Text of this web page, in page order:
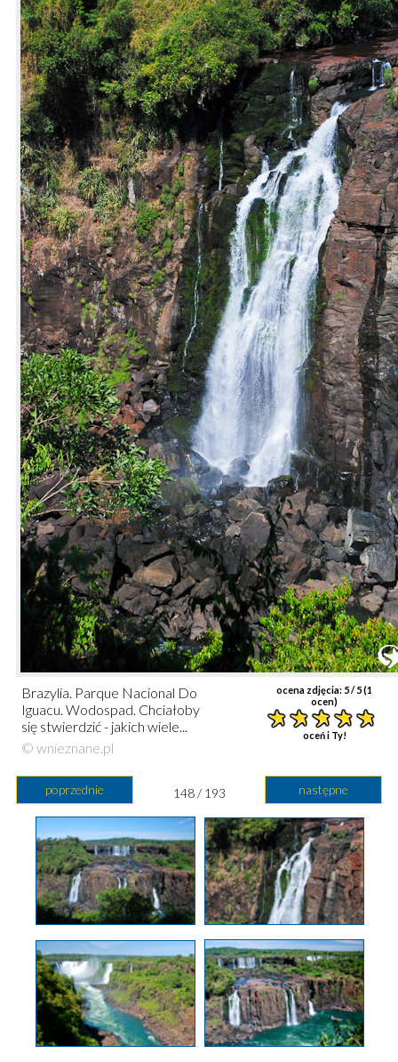
ocena zdjęcia: 5/ 5 (1
ocen)
oceń i Ty!
Brazylia. Parque Nacional Do
Iguacu. Wodospad. Chciałoby
się stwierdzić - jakich wiele...
© wnieznane.pl
poprzednie następne
148 / 193